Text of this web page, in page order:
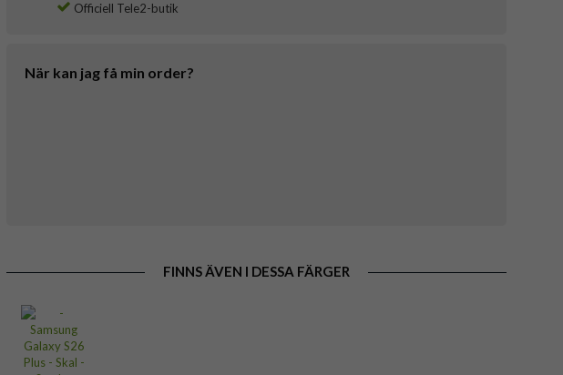
Officiell Tele2-butik
När kan jag få min order?
FINNS ÄVEN I DESSA FÄRGER